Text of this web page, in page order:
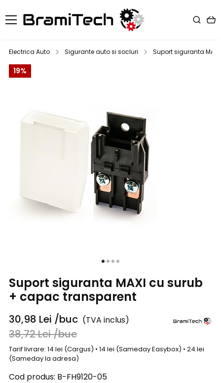
Electrica Auto Sigurante auto si socluri Suport siguranta
19%
Suport siguranta MAXI cu surub
+ capac transparent
30,98 Lei /buc (TVA inclus)
38,72Lei/buc
Tarif livrare: 14 lei (Cargus) • 14 lei (Sameday Easybox) • 24 lei
(Sameday la adresa)
Cod produs: B-FH9120-05